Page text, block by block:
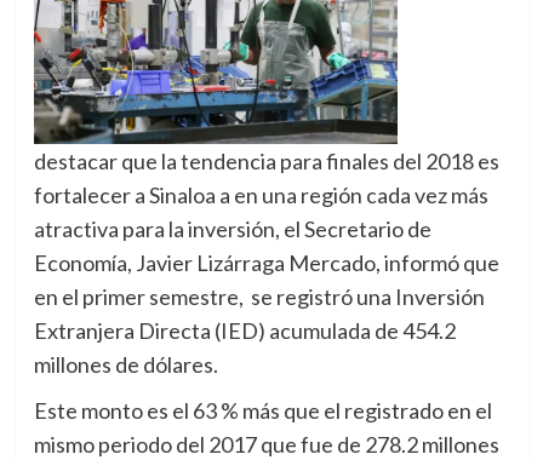
destacar que la tendencia para finales del 2018 es
fortalecer a Sinaloa a en una región cada vez más
atractiva para la inversión, el Secretario de
Economía, Javier Lizárraga Mercado, informó que
en el primer semestre, se registró una Inversión
Extranjera Directa (IED) acumulada de 454.2
millones de dólares.
Este monto es el 63 % más que el registrado en el
mismo periodo del 2017 que fue de 278.2 millones